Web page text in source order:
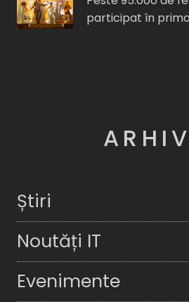
participat în prima
Știri
Noutăți IT
Evenimente